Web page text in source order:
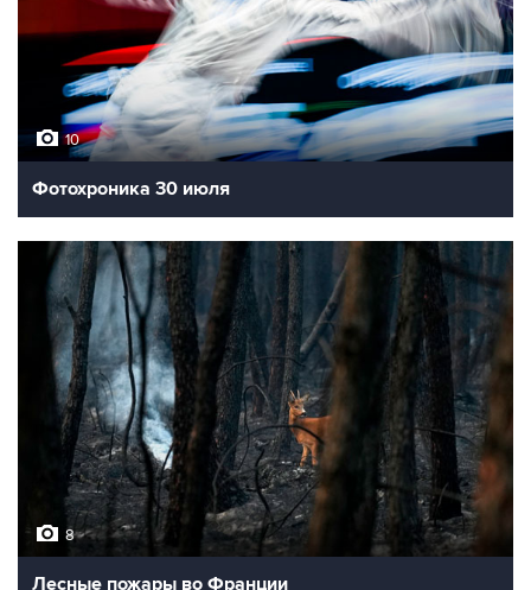
10
Фотохроника 30 июля
8
Лесные пожары во Франции